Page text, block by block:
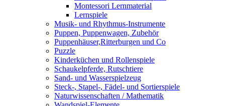
Montessori Lernmaterial
Lernspiele
Musik- und Rhythmus-Instrumente
Puppen, Puppenwagen, Zubehör
Puppenhäuser,Ritterburgen und Co
Puzzle
Kinderküchen und Rollenspiele
Schaukelpferde, Rutschtiere
Sand- und Wasserspielzeug
Steck-, Stapel-, Fädel- und Sortierspiele
Naturwissenschaften / Mathematik